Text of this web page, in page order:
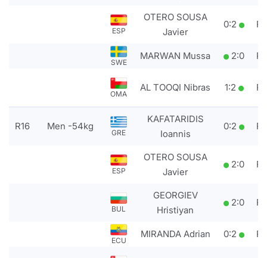
ESP
OTERO SOUSA
Javier
0:2
SWE
MARWAN Mussa 2:0
OMA
AL TOOQI Nibras 1:2
R16 Men -54kg
GRE
KAFATARIDIS
Ioannis
0:2
ESP
OTERO SOUSA
Javier
2:0
BUL
GEORGIEV
Hristiyan
2:0
ECU
MIRANDA Adrian 0:2